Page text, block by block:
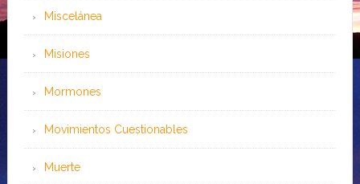
Miscelánea
Misiones
Mormones
Movimientos Cuestionables
Muerte